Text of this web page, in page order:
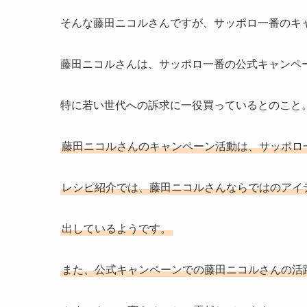
そんな藤田ニコルさんですが、サッポロ一番の
藤田ニコルさんは、サッポロ一番の公式キャン
特に若い世代への訴求に一役買っているとのこと
藤田ニコルさんのキャンペーン活動は、サッポ
レシピ紹介では、藤田ニコルさんならではのア
出しているようです。
また、公式キャンペーンでの藤田ニコルさんの